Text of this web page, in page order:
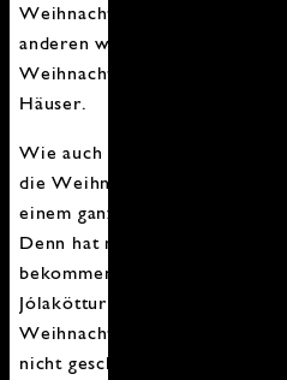
Weihnachtskerle ab dem 26.
anderen wieder ins Hochland
Weihnachtskatze vor allem
Häuser.
Wie auch die meisten der
die Weihnachtskatze Kinder
einem ganz anderen Grund:
Denn hat man keine Kleidung
bekommen hat, ist man ein
Jólakötturinn. Der Legende
Weihnachten auf und
nicht geschafft haben,